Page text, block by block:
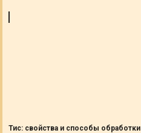
Тис: свойства и способы обработки